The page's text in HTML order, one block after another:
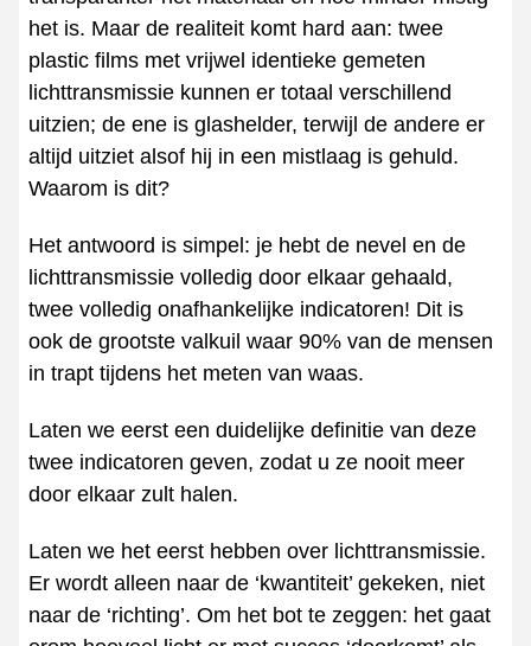
het is. Maar de realiteit komt hard aan: twee
plastic films met vrijwel identieke gemeten
lichttransmissie kunnen er totaal verschillend
uitzien; de ene is glashelder, terwijl de andere er
altijd uitziet alsof hij in een mistlaag is gehuld.
Waarom is dit?
Het antwoord is simpel: je hebt de nevel en de
lichttransmissie volledig door elkaar gehaald,
twee volledig onafhankelijke indicatoren! Dit is
ook de grootste valkuil waar 90% van de mensen
in trapt tijdens het meten van waas.
Laten we eerst een duidelijke definitie van deze
twee indicatoren geven, zodat u ze nooit meer
door elkaar zult halen.
Laten we het eerst hebben over lichttransmissie.
Er wordt alleen naar de ‘kwantiteit’ gekeken, niet
naar de ‘richting’. Om het bot te zeggen: het gaat